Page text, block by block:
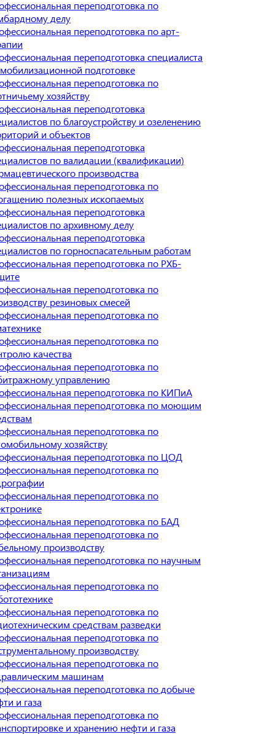
переподготовка по
делу
переподготовка по арт-
переподготовка специалиста
подготовке
переподготовка по
хозяйству
переподготовка
по благоустройству и озеленению
и объектов
переподготовка
по валидации (квалификации)
производства
переподготовка по
полезных ископаемых
переподготовка
по архивному делу
переподготовка
по горноспасательным работам
переподготовка по РХБ-
переподготовка по
резиновых смесей
переподготовка по
переподготовка по
качества
переподготовка по
управлению
переподготовка по КИПиА
переподготовка по моющим
переподготовка по
хозяйству
переподготовка по ЦОД
переподготовка по
переподготовка по
переподготовка по БАД
переподготовка по
производству
переподготовка по научным
переподготовка по
переподготовка по
средствам разведки
переподготовка по
производству
переподготовка по
машинам
переподготовка по добыче
и газа
переподготовка по
и хранению нефти и газа